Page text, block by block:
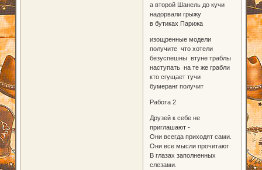
а второй Шанель до кучи
надорвали грыжу
в бутиках Парижа
изощренные модели
получите что хотели
безуспешны втуне траблы
наступать на те же грабли
кто сгущает тучи
бумеранг получит
Работа 2
Друзей к себе не
приглашают -
Они всегда приходят сами.
Они все мысли прочитают
В глазах заполненных
слезами.